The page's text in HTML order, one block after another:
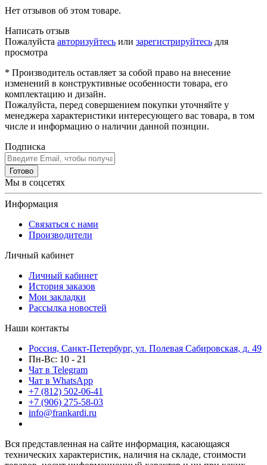
Нет отзывов об этом товаре.
Написать отзыв
Пожалуйста авторизуйтесь или зарегистрируйтесь для
просмотра
* Производитель оставляет за собой право на внесение
изменений в конструктивные особенности товара, его
комплектацию и дизайн.
Пожалуйста, перед совершением покупки уточняйте у
менеджера характеристики интересующего вас товара, в том
числе и информацию о наличии данной позиции.
Подписка
Готово
Мы в соцсетях
Информация
Связаться с нами
Производители
Личный кабинет
Личный кабинет
История заказов
Мои закладки
Рассылка новостей
Наши контакты
Россия, Санкт-Петербург, ул. Полевая Сабировская, д. 49
Пн-Вс: 10 - 21
Чат в Telegram
Чат в WhatsApp
+7 (812) 502-06-41
+7 (906) 275-58-03
info@frankardi.ru
Вся представленная на сайте информация, касающаяся
технических характеристик, наличия на складе, стоимости